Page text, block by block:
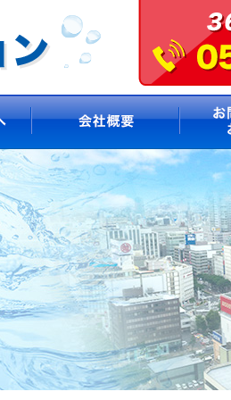
法人のお客様へ 会社概